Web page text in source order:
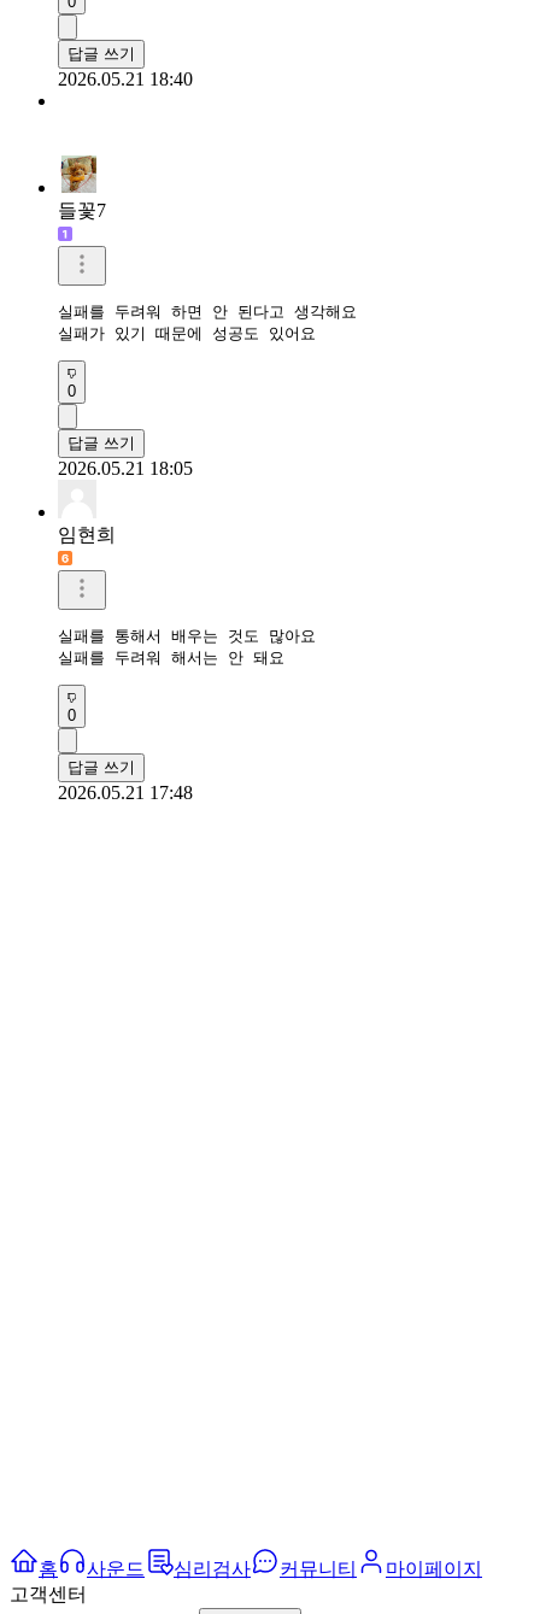
답글 쓰기
2026.05.21 18:40
들꽃7
실패를 두려워 하면 안 된다고 생각해요
실패가 있기 때문에 성공도 있어요
0
답글 쓰기
2026.05.21 18:05
임현희
실패를 통해서 배우는 것도 많아요
실패를 두려워 해서는 안 돼요
0
답글 쓰기
2026.05.21 17:48
홈 사운드 심리검사 커뮤니티
마이페이지
고객센터